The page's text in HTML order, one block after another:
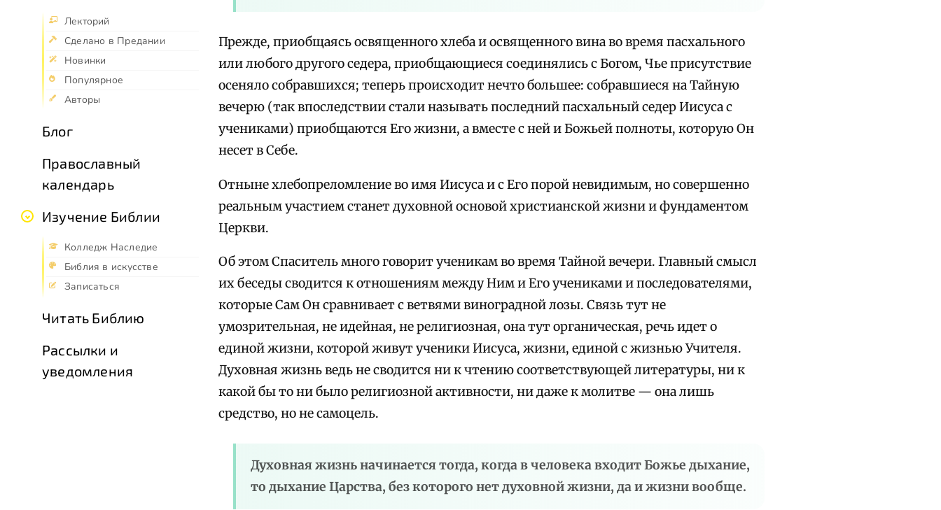
Лекторий
Сделано в Предании
Новинки
Популярное
Авторы
Блог
Православный
календарь
Изучение Библии
Колледж Наследие
Библия в искусстве
Записаться
Читать Библию
Рассылки и
уведомления
Прежде, приобщаясь освященного хлеба и освященного вина во время пасхального
или любого другого седера, приобщающиеся соединялись с Богом, Чье присутствие
осеняло собравшихся; теперь происходит нечто большее: собравшиеся на Тайную
вечерю (так впоследствии стали называть последний пасхальный седер Иисуса с
учениками) приобщаются Его жизни, а вместе с ней и Божьей полноты, которую Он
несет в Себе.
Отныне хлебопреломление во имя Иисуса и с Его порой невидимым, но совершенно
реальным участием станет духовной основой христианской жизни и фундаментом
Церкви.
Об этом Спаситель много говорит ученикам во время Тайной вечери. Главный смысл
их беседы сводится к отношениям между Ним и Его учениками и последователями,
которые Сам Он сравнивает с ветвями виноградной лозы. Связь тут не
умозрительная, не идейная, не религиозная, она тут органическая, речь идет о
единой жизни, которой живут ученики Иисуса, жизни, единой с жизнью Учителя.
Духовная жизнь ведь не сводится ни к чтению соответствующей литературы, ни к
какой бы то ни было религиозной активности, ни даже к молитве — она лишь
средство, но не самоцель.
Духовная жизнь начинается тогда, когда в человека входит Божье дыхание,
то дыхание Царства, без которого нет духовной жизни, да и жизни вообще.